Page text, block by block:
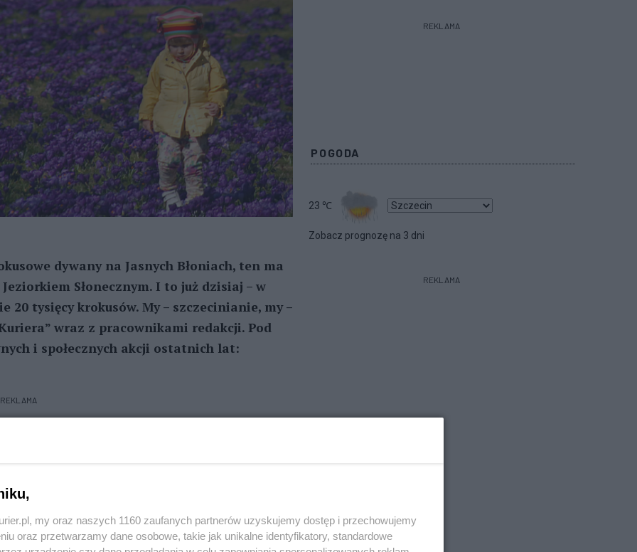
dywany na Jasnych Błoniach, ten ma
Słonecznym. I to już dzisiaj – w
20 tysięcy krokusów. My – szczecinianie, my –
wraz z pracownikami redakcji. Pod
i społecznych akcji ostatnich lat:
REKLAMA
za sprawą Czytelników, którzy właśnie to
wszystkich do tworzenia kwiatowego dywanu,
kwiatów: od żółtych po filetowe.
Szczecinie i przyjaciół redakcji wraz z Radą
(boiska, siłownia pod chmurką) nad brzegiem
REKLAMA
POGODA
23 ℃
Zobacz prognozę na 3 dni
REKLAMA
my oraz naszych 1160 zaufanych partnerów uzyskujemy dostęp i przechowujemy
oraz przetwarzamy dane osobowe, takie jak unikalne identyfikatory, standardowe